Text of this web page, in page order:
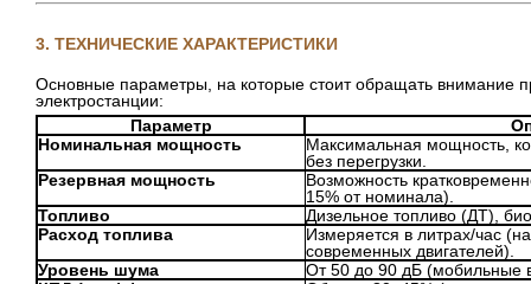
3. ТЕХНИЧЕСКИЕ ХАРАКТЕРИСТИКИ
Основные параметры, на которые стоит обращать внимание
электростанции:
Параметр
Номинальная мощность
Максимальная мощность,
без перегрузки.
Резервная мощность
Возможность
15% от номинала).
Топливо
Дизельное топливо (ДТ),
Расход топлива
Измеряется в литрах/час
современных двигателей).
Уровень шума
От 50 до 90 дБ (мобильные